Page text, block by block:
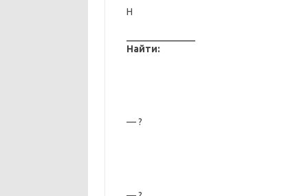
Н
Найти:
— ?